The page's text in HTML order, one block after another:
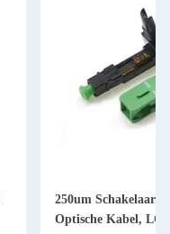
250um Schakelaars
Optische Kabel, LC-